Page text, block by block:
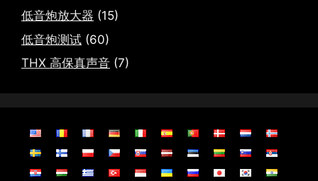
低音炮放大器 (15)
低音炮测试 (60)
THX 高保真声音 (7)